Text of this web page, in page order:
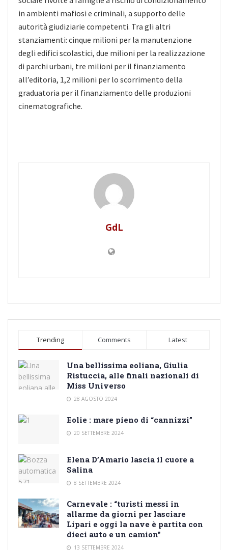
in ambienti mafiosi e criminali, a supporto delle
autorità giudiziarie competenti. Tra gli altri
stanziamenti: cinque milioni per la manutenzione
degli edifici scolastici, due milioni per la realizzazione
di parchi urbani, tre milioni per il finanziamento
all’editoria, 1,2 milioni per lo scorrimento della
graduatoria per il finanziamento delle produzioni
cinematografiche.
GdL
Trending Comments Latest
Una bellissima eoliana, Giulia
Ristuccia, alle finali nazionali di
Miss Universo
28 AGOSTO 2024
Eolie : mare pieno di “cannizzi”
20 SETTEMBRE 2024
Elena D’Amario lascia il cuore a
Salina
8 SETTEMBRE 2024
Carnevale : “turisti messi in
allarme da giorni per lasciare
Lipari e oggi la nave è partita con
dieci auto e un camion”
13 SETTEMBRE 2024